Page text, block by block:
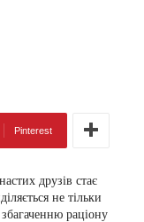
Pinterest
друзів стає
не тільки
раціону